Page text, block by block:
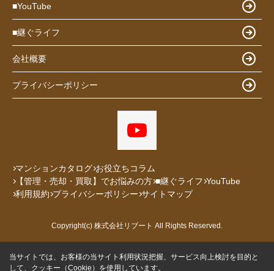
■YouTube
■継ぐライフ
会社概要
プライバシーポリシー
マンションカタログ お役立ちコラム
【管理・売却・買取】でお悩みの方 ■継ぐライフ YouTube
利用規約 プライバシーポリシー サイトマップ
Copyright(c) 株式会社リブート All Rights Reserved.
当サイトでは、お客様の当サイト利用状況把握、サービス向上検討を目的と
して、クッキー（Cookie）を使用しています。